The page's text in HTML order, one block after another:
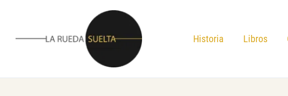
Historia Libros